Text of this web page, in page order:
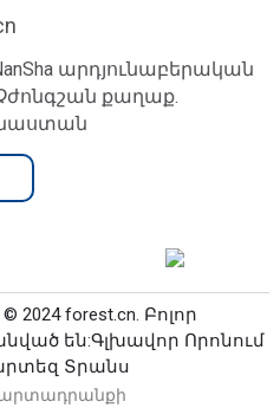
արդյունաբերական
քաղաք.
forest.cn. Բոլոր
են:Գլխավոր Որոնում
Տրանս